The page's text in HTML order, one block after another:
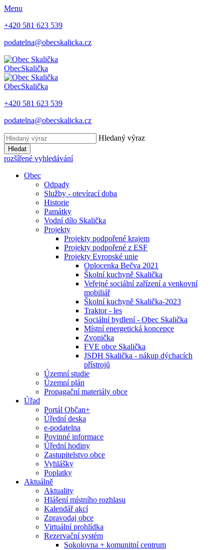
Menu
+420 581 623 539
podatelna@obecskalicka.cz
ObecSkalička
ObecSkalička
+420 581 623 539
podatelna@obecskalicka.cz
Hledaný výraz
Hledat
rozšířené vyhledávání
Obec
Odpady
Služby - otevírací doba
Historie
Památky
Vodní dílo Skalička
Projekty
Projekty podpořené krajem
Projekty podpořené z ESF
Projekty Evropské unie
Oplocenka Bečva 2021
Školní kuchyně Skalička
Veřejné sociální zařízení a venkovní
mobiliář
Školní kuchyně Skalička-2023
Traktor - les
Sociální bydlení - Obec Skalička
Místní energetická koncepce
Zvonička
FVE obce Skalička
JSDH Skalička - nákup dýchacích
přístrojů
Územní studie
Územní plán
Propagační materiály obce
Úřad
Portál Občan+
Úřední deska
e-podatelna
Povinné informace
Úřední hodiny
Zastupitelstvo obce
Vyhlášky
Poplatky
Aktuálně
Aktuality
Hlášení místního rozhlasu
Kalendář akcí
Zpravodaj obce
Virtuální prohlídka
Rezervační systém
Sokolovna + komunitní centrum